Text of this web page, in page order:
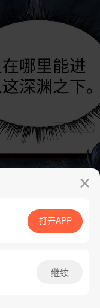
App免费看
打开APP
继续